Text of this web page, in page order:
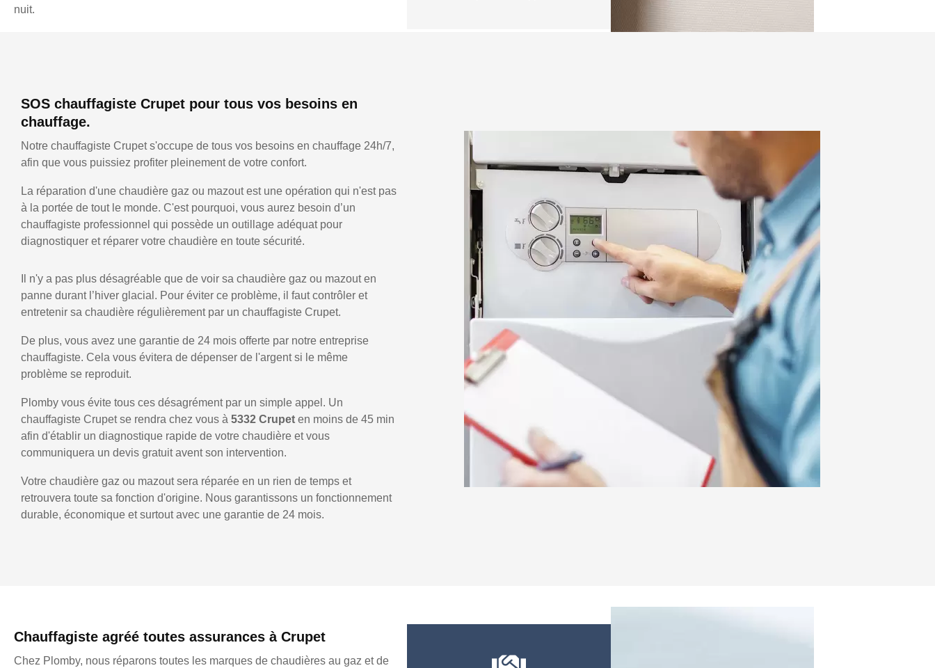
nuit.
SOS chauffagiste Crupet pour tous vos besoins en
chauffage.
Notre chauffagiste Crupet s'occupe de tous vos besoins en chauffage 24h/7,
afin que vous puissiez profiter pleinement de votre confort.
La réparation d'une chaudière gaz ou mazout est une opération qui n'est pas
à la portée de tout le monde. C'est pourquoi, vous aurez besoin d’un
chauffagiste professionnel qui possède un outillage adéquat pour
diagnostiquer et réparer votre chaudière en toute sécurité.
Il n'y a pas plus désagréable que de voir sa chaudière gaz ou mazout en
panne durant l’hiver glacial. Pour éviter ce problème, il faut contrôler et
entretenir sa chaudière régulièrement par un chauffagiste Crupet.
De plus, vous avez une garantie de 24 mois offerte par notre entreprise
chauffagiste. Cela vous évitera de dépenser de l'argent si le même
problème se reproduit.
Plomby vous évite tous ces désagrément par un simple appel. Un
chauffagiste Crupet se rendra chez vous à 5332 Crupet en moins de 45 min
afin d'établir un diagnostique rapide de votre chaudière et vous
communiquera un devis gratuit avent son intervention.
Votre chaudière gaz ou mazout sera réparée en un rien de temps et
retrouvera toute sa fonction d'origine. Nous garantissons un fonctionnement
durable, économique et surtout avec une garantie de 24 mois.
Chauffagiste agréé toutes assurances à Crupet
Chez Plomby, nous réparons toutes les marques de chaudières au gaz et de